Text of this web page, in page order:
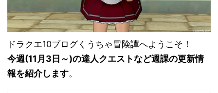
ドラクエ10ブログくうちゃ冒険譚へようこそ！
今週(11 月3日 ～)の達人クエストなど週課の更新情
報を紹介します。